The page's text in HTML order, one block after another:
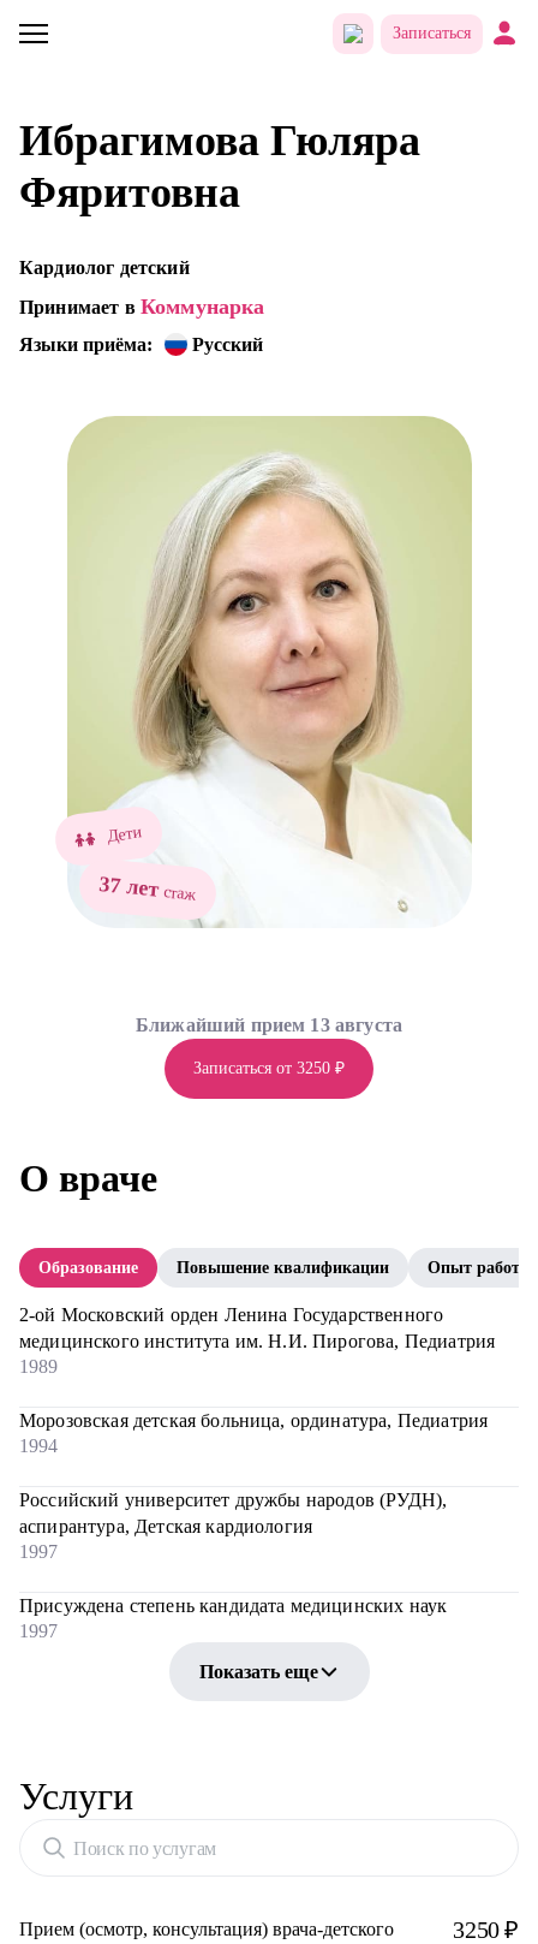
Записаться
Ибрагимова Гюляра
Фяритовна
Кардиолог детский
Принимает в Коммунарка
Языки приёма: Русский
Дети
37 летстаж
Записаться от 3250 ₽
Ближайший прием 13 августа
О враче
Образование Повышение квалификации Опыт работы
2-ой Московский орден Ленина Государственного
медицинского института им. Н.И. Пирогова, Педиатрия
1989
Морозовская детская больница, ординатура, Педиатрия
1994
Российский университет дружбы народов (РУДН),
аспирантура, Детская кардиология
1997
Присуждена степень кандидата медицинских наук
1997
Показать еще
Услуги
Поиск по услугам
Прием (осмотр, консультация) врача-детского
3250 ₽